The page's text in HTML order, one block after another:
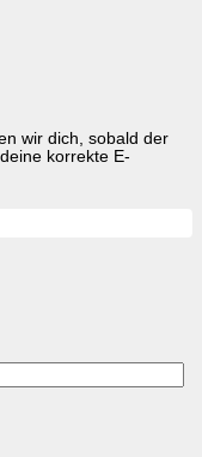
wir dich, sobald der
korrekte E-